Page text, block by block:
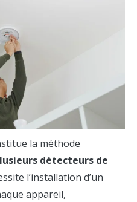
la méthode
détecteurs de
l’installation d’un
appareil,